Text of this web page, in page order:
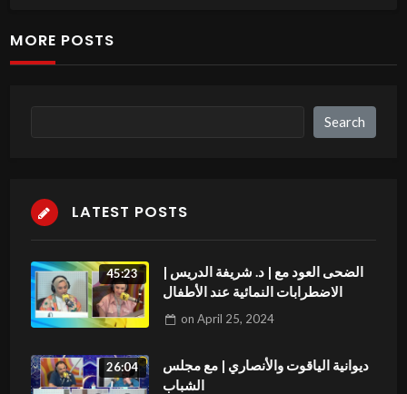
https://www.instagram.com/indifferenceprod.com
https://www.facebook.com/Indifferenceprod.com
MORE POSTS
Search
LATEST POSTS
45:23
الضحى العود مع | د. شريفة الدريس |
الاضطرابات النمائية عند الأطفال
on April 25, 2024
26:04
ديوانية الياقوت والأنصاري | مع مجلس
الشباب